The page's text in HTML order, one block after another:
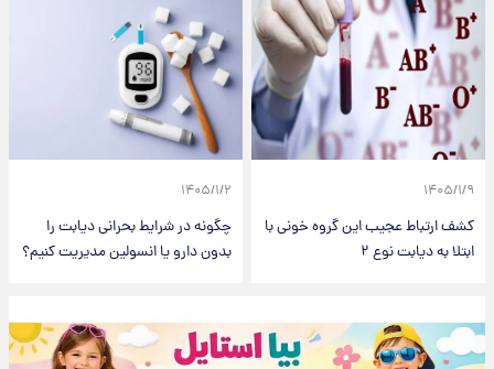
۱۴۰۵/۱/۹
کشف ارتباط عجیب این گروه خونی با
ابتلا به دیابت نوع ۲
۱۴۰۵/۱/۲
چگونه در شرایط بحرانی دیابت را
بدون دارو یا انسولین مدیریت کنیم؟